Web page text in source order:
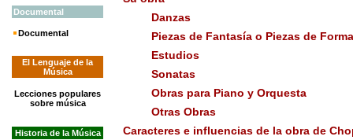
Documental
Documental
El Lenguaje de la
Música
Lecciones populares
sobre música
Historia de la Música
Danzas
Piezas de Fantasía o Piezas de
Estudios
Sonatas
Obras para Piano y Orquesta
Otras Obras
Caracteres e influencias de la obra de